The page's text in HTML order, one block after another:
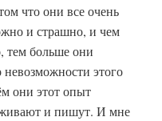
что они все очень
и страшно, и чем
тем больше они
невозможности этого
они этот опыт
и пишут. И мне